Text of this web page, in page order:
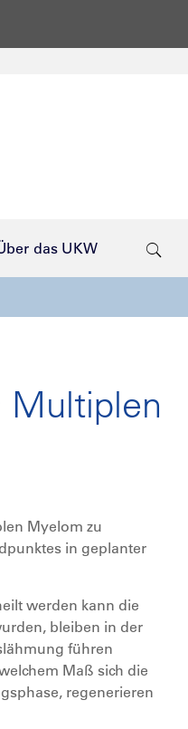
das UKW
Multiplen
Myelom zu
in geplanter
werden kann die
bleiben in der
führen
Maß sich die
regenerieren